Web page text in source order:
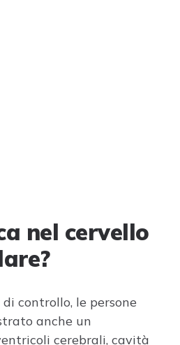
nel cervello
controllo, le persone
anche un
cerebrali, cavità